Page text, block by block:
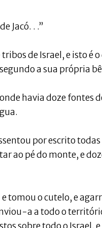
Jacó. . .”
de Israel, e isto é
a sua própria
havia doze fontes
por escrito
ao pé do monte, e
tomou o cutelo, e
a a todo o